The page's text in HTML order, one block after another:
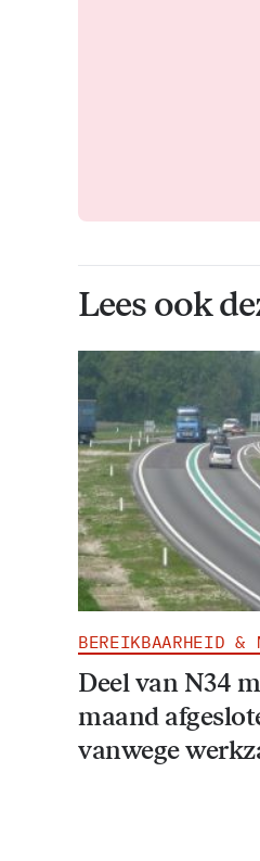
Lees ook
BEREIKBAARHEID
Deel van N34
maand
vanwege